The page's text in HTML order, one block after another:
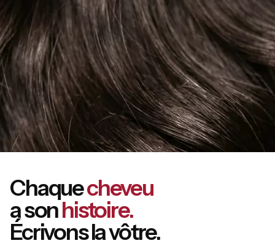
Chaquecheveu
a sonhistoire.
Écrivons la vôtre.